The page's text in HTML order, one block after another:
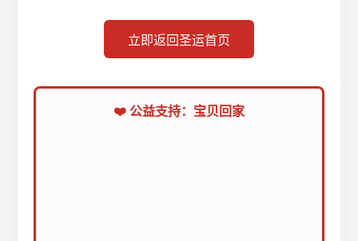
立即返回圣运首页
❤️ 公益支持：宝贝回家